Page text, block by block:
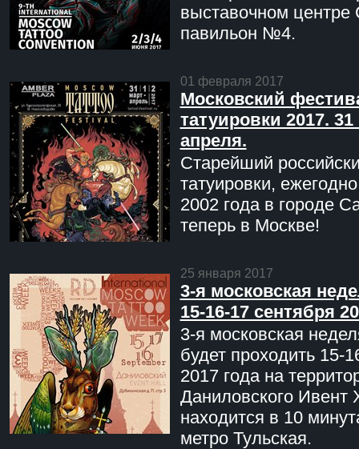
выставочном центре
павильон №4.
01 февраля 2017
Московский
татуировки 2017. 31
апреля.
Старейший
татуировки,
2002 года в городе
теперь в Москве!
25 января 2017
3-я московская
15-16-17 сентября
3-я московская
будет проходить 15-
2017 года на
Даниловского Ивент
находится в 10
метро Тульская.